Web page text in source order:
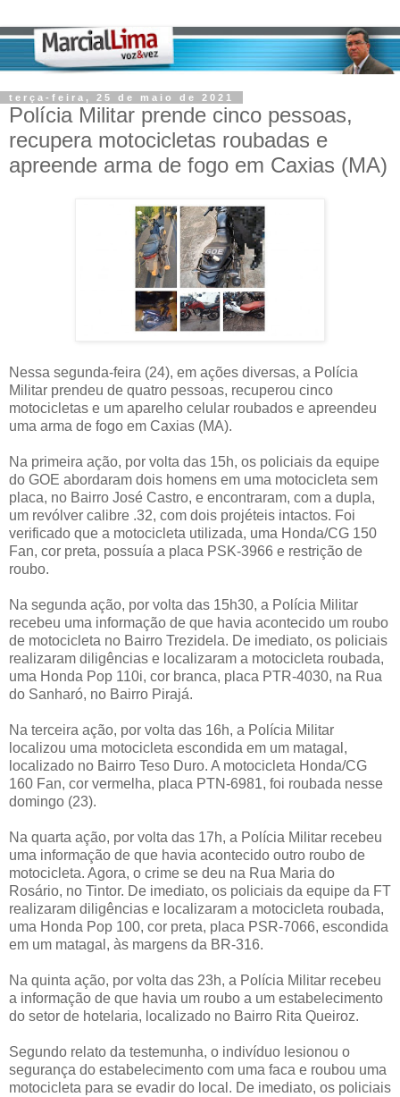
terça-feira, 25 de maio de 2021
Polícia Militar prende cinco pessoas,
recupera motocicletas roubadas e
apreende arma de fogo em Caxias (MA)
Nessa segunda-feira (24), em ações diversas, a Polícia
Militar prendeu de quatro pessoas, recuperou cinco
motocicletas e um aparelho celular roubados e apreendeu
uma arma de fogo em Caxias (MA).
Na primeira ação, por volta das 15h, os policiais da equipe
do GOE abordaram dois homens em uma motocicleta sem
placa, no Bairro José Castro, e encontraram, com a dupla,
um revólver calibre .32, com dois projéteis intactos. Foi
verificado que a motocicleta utilizada, uma Honda/CG 150
Fan, cor preta, possuía a placa PSK-3966 e restrição de
roubo.
Na segunda ação, por volta das 15h30, a Polícia Militar
recebeu uma informação de que havia acontecido um roubo
de motocicleta no Bairro Trezidela. De imediato, os policiais
realizaram diligências e localizaram a motocicleta roubada,
uma Honda Pop 110i, cor branca, placa PTR-4030, na Rua
do Sanharó, no Bairro Pirajá.
Na terceira ação, por volta das 16h, a Polícia Militar
localizou uma motocicleta escondida em um matagal,
localizado no Bairro Teso Duro. A motocicleta Honda/CG
160 Fan, cor vermelha, placa PTN-6981, foi roubada nesse
domingo (23).
Na quarta ação, por volta das 17h, a Polícia Militar recebeu
uma informação de que havia acontecido outro roubo de
motocicleta. Agora, o crime se deu na Rua Maria do
Rosário, no Tintor. De imediato, os policiais da equipe da FT
realizaram diligências e localizaram a motocicleta roubada,
uma Honda Pop 100, cor preta, placa PSR-7066, escondida
em um matagal, às margens da BR-316.
Na quinta ação, por volta das 23h, a Polícia Militar recebeu
a informação de que havia um roubo a um estabelecimento
do setor de hotelaria, localizado no Bairro Rita Queiroz.
Segundo relato da testemunha, o indivíduo lesionou o
segurança do estabelecimento com uma faca e roubou uma
motocicleta para se evadir do local. De imediato, os policiais